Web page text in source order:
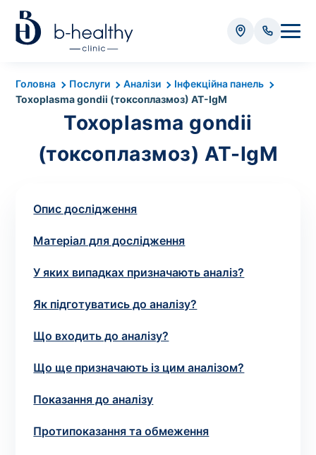
Головна Послуги Аналізи
Інфекційна панель
Toxoplasma gondii (токсоплазмоз) AT-IgМ
Toxoplasma gondii
(токсоплазмоз) AT-IgМ
Опис дослідження
Матеріал для дослідження
У яких випадках призначають аналіз?
Як підготуватись до аналізу?
Що входить до аналізу?
Що ще призначають із цим аналізом?
Показання до аналізу
Протипоказання та обмеження
Аналізи
* Додатково оплачується (залежно від виду аналізу):
Вартість забору крові - 50 грн
Вартість забору біоматеріалу (крім крові) - від
35 грн
потрібний. Виняток становлять мазки та
зіскрібки. Взяття біоматеріалу для них
виконує лікар – необхідий